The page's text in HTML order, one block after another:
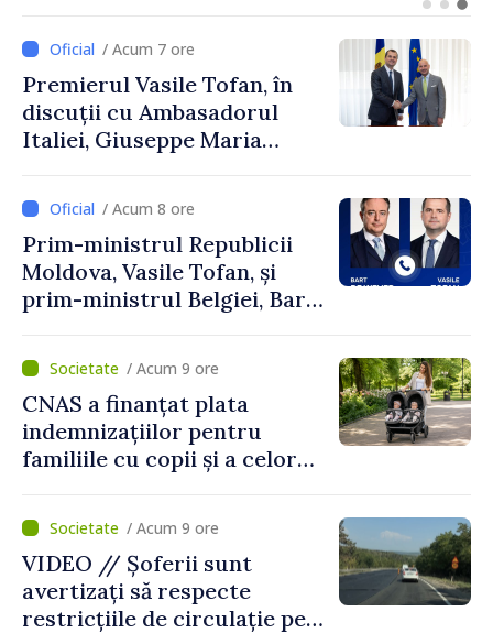
exporturi
/ Acum 7 ore
Premierul Vasile Tofan, în
discuții cu Ambasadorul
Italiei, Giuseppe Maria
/ Acum 8 ore
Prim-ministrul Republicii
Moldova, Vasile Tofan, și
prim-ministrul Belgiei, Bart
despre parcursul european
al Republicii Moldova.
/ Acum 9 ore
CNAS a finanțat plata
indemnizațiilor pentru
familiile cu copii și a celor
temporară de muncă
/ Acum 9 ore
VIDEO // Șoferii sunt
avertizați să respecte
restricțiile de circulație pe